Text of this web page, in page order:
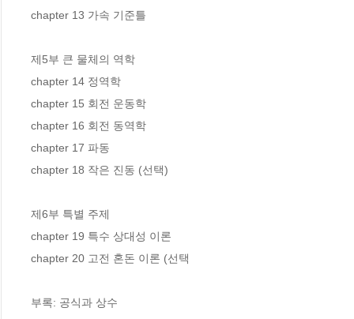
chapter 13 가속 기준틀
제5부 큰 물체의 역학
chapter 14 정역학
chapter 15 회전 운동학
chapter 16 회전 동역학
chapter 17 파동
chapter 18 작은 진동 (선택)
제6부 특별 주제
chapter 19 특수 상대성 이론
chapter 20 고전 혼돈 이론 (선택
부록: 공식과 상수